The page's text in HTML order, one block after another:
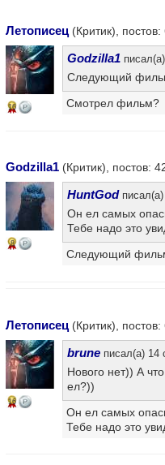
Летописец (Критик),
16
Godzilla1
Следующий
Смотрел фильм?
Godzilla1 (Критик), постов:
8
HuntGodписал(а)
Он ел самых
Тебе надо это
Следующий
Летописец (Критик),
16
brune писал(а) 14
Нового нет)) А
ел?))
Он ел самых
Тебе надо это